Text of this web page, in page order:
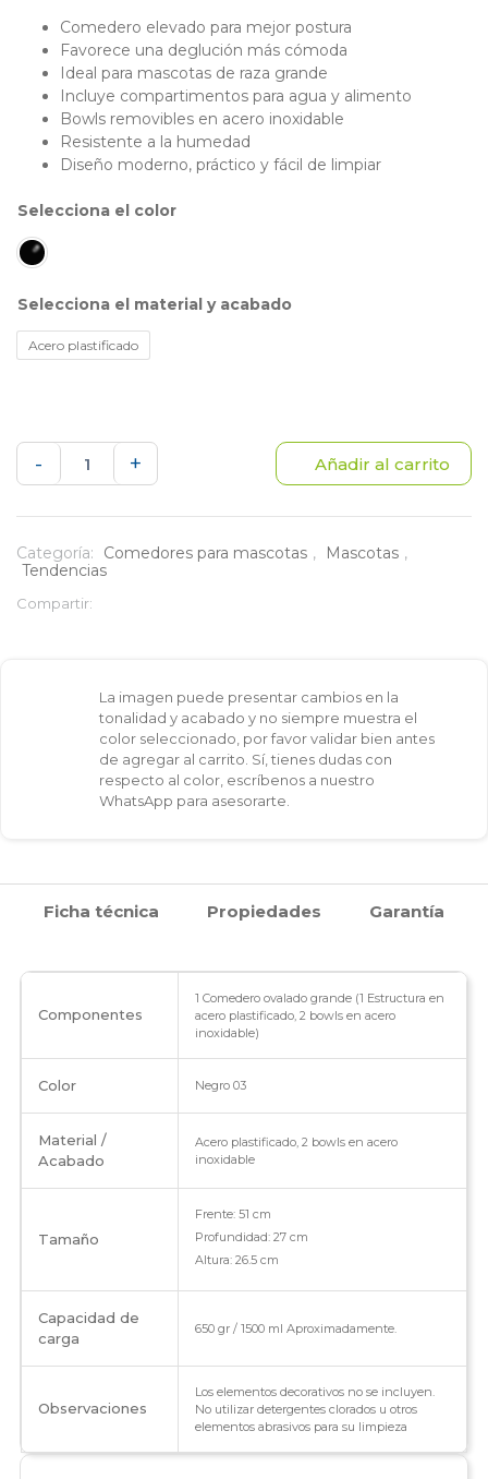
Comedero elevado para mejor postura
Favorece una deglución más cómoda
Ideal para mascotas de raza grande
Incluye compartimentos para agua y alimento
Bowls removibles en acero inoxidable
Resistente a la humedad
Diseño moderno, práctico y fácil de limpiar
color
material y acabado
Acero plastificado
-
Comedero
Grande
+ Añadir al carrito
Categoría: Comedores para mascotas , Mascotas ,
Tendencias
Compartir:
La imagen puede presentar cambios en la
tonalidad y acabado y no siempre muestra el
color seleccionado, por favor validar bien antes
de agregar al carrito. Sí, tienes dudas con
respecto al color, escríbenos a nuestro
WhatsApp para asesorarte.
Ficha técnica Propiedades Garantía
Componentes
1 Comedero ovalado grande (1 Estructura en
acero plastificado, 2 bowls en acero
inoxidable)
Color Negro 03
Material /
Acabado
Acero plastificado, 2 bowls en acero
inoxidable
Tamaño
Frente: 51 cm
Profundidad: 27 cm
Altura: 26.5 cm
Capacidad de
carga
650 gr / 1500 ml Aproximadamente.
Observaciones
Los elementos decorativos no se incluyen.
No utilizar detergentes clorados u otros
elementos abrasivos para su limpieza